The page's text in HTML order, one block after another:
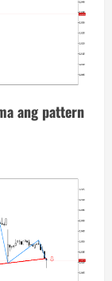
ang pattern